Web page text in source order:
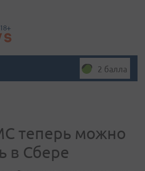
2 балла
теперь можно
в Сбере